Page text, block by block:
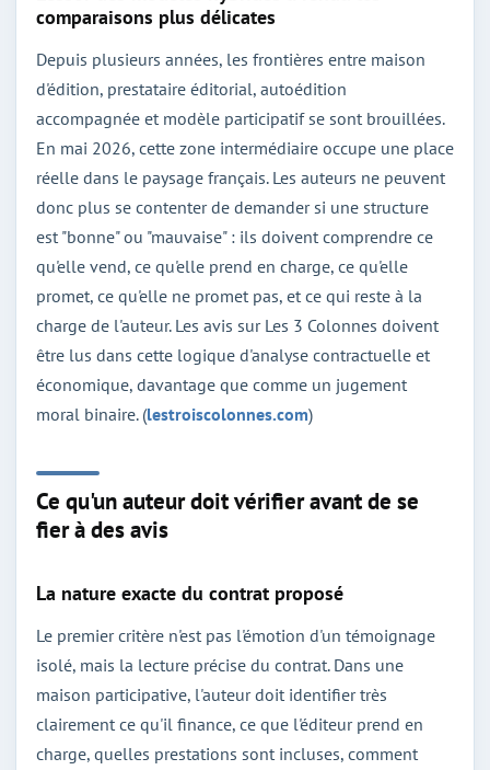
comparaisons plus délicates
Depuis plusieurs années, les frontières entre maison
d'édition, prestataire éditorial, autoédition
accompagnée et modèle participatif se sont brouillées.
En mai 2026, cette zone intermédiaire occupe une place
réelle dans le paysage français. Les auteurs ne peuvent
donc plus se contenter de demander si une structure
est "bonne" ou "mauvaise" : ils doivent comprendre ce
qu'elle vend, ce qu'elle prend en charge, ce qu'elle
promet, ce qu'elle ne promet pas, et ce qui reste à la
charge de l'auteur. Les avis sur Les 3 Colonnes doivent
être lus dans cette logique d'analyse contractuelle et
économique, davantage que comme un jugement
moral binaire. (lestroiscolonnes.com)
Ce qu'un auteur doit vérifier avant de se
fier à des avis
La nature exacte du contrat proposé
Le premier critère n'est pas l'émotion d'un témoignage
isolé, mais la lecture précise du contrat. Dans une
maison participative, l'auteur doit identifier très
clairement ce qu'il finance, ce que l'éditeur prend en
charge, quelles prestations sont incluses, comment